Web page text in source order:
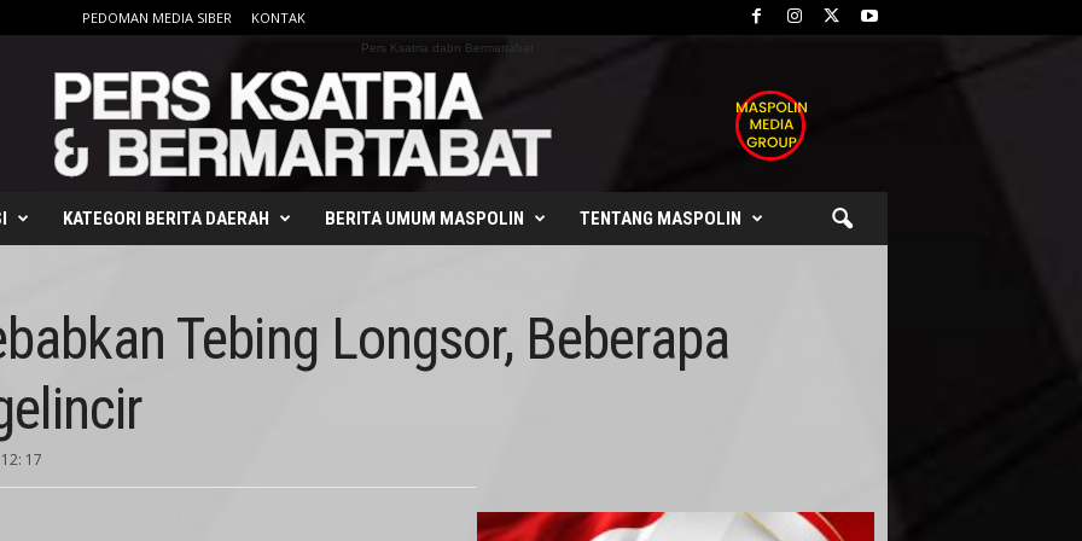
PEDOMAN MEDIA SIBER KONTAK
Pers Ksatria dabn Bermartabat
KATEGORI BERITA DAERAH BERITA UMUM MASPOLIN TENTANG MASPOLIN
Tebing Longsor, Beberapa
17